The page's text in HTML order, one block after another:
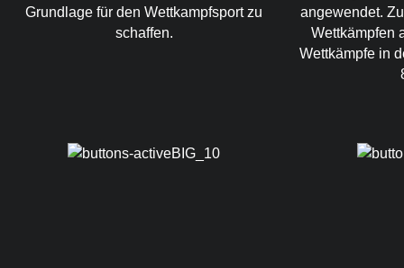
Grundlage für den Wettkampfsport zu
schaffen.
angewendet.
Wettkämpfen
Wettkämpfe in